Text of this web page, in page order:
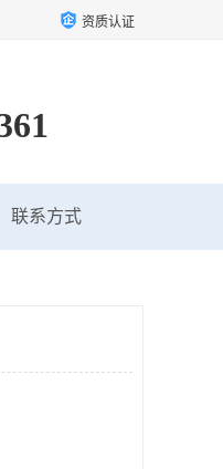
资质认证
联系方式